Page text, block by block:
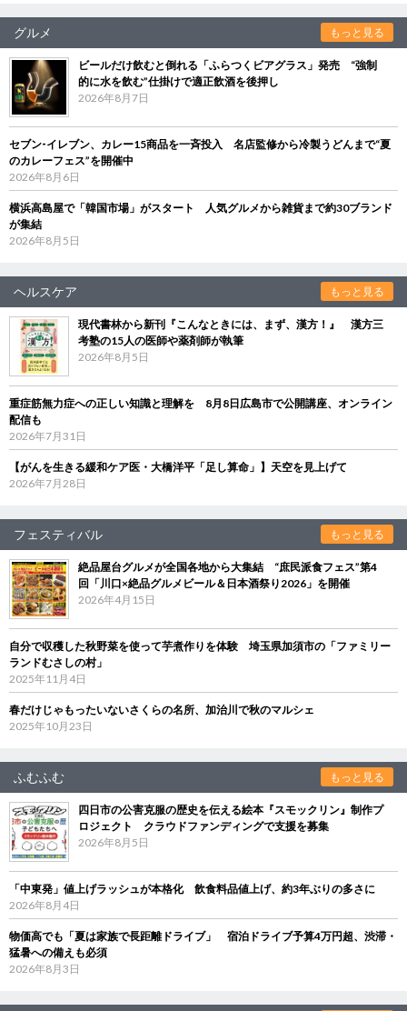
グルメ もっと見る
ビールだけ飲むと倒れる「ふらつくビアグラス」発売 “強制
的に水を飲む”仕掛けで適正飲酒を後押し
2026年8月7日
セブン‐イレブン、カレー15商品を一斉投入 名店監修から冷製うどんまで“夏
のカレーフェス”を開催中
2026年8月6日
横浜高島屋で「韓国市場」がスタート 人気グルメから雑貨まで約30ブランド
が集結
2026年8月5日
ヘルスケア もっと見る
現代書林から新刊『こんなときには、まず、漢方！』 漢方三
考塾の15人の医師や薬剤師が執筆
2026年8月5日
重症筋無力症への正しい知識と理解を 8月8日広島市で公開講座、オンライン
配信も
2026年7月31日
【がんを生きる緩和ケア医・大橋洋平「足し算命」】天空を見上げて
2026年7月28日
フェスティバル もっと見る
絶品屋台グルメが全国各地から大集結 “庶民派食フェス”第4
回「川口×絶品グルメビール＆日本酒祭り2026」を開催
2026年4月15日
自分で収穫した秋野菜を使って芋煮作りを体験 埼玉県加須市の「ファミリー
ランドむさしの村」
2025年11月4日
春だけじゃもったいないさくらの名所、加治川で秋のマルシェ
2025年10月23日
ふむふむ もっと見る
四日市の公害克服の歴史を伝える絵本『スモックリン』制作プ
ロジェクト クラウドファンディングで支援を募集
2026年8月5日
「中東発」値上げラッシュが本格化 飲食料品値上げ、約3年ぶりの多さに
2026年8月4日
物価高でも「夏は家族で長距離ドライブ」 宿泊ドライブ予算4万円超、渋滞・
猛暑への備えも必須
2026年8月3日